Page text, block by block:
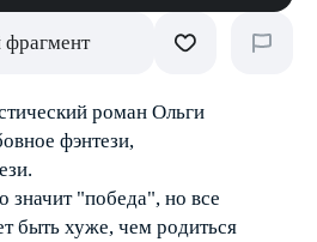
фрагмент
роман Ольги
фэнтези,
"победа", но все
быть хуже, чем родиться